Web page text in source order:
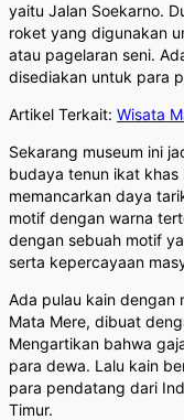
yaitu Jalan Soekarno.
roket yang digunakan
atau pagelaran seni.
disediakan untuk para
Artikel Terkait: Wisata
Sekarang museum ini
budaya tenun ikat khas
memancarkan daya
motif dengan warna
dengan sebuah motif
serta kepercayaan
Ada pulau kain dengan
Mata Mere, dibuat
Mengartikan bahwa
para dewa. Lalu kain
para pendatang dari
Timur.